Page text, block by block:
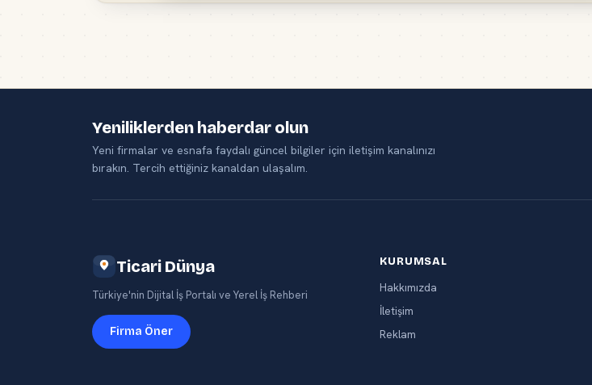
Yeniliklerden haberdar olun
Yeni firmalar ve esnafa faydalı güncel bilgiler için iletişim kanalınızı
bırakın. Tercih ettiğiniz kanaldan ulaşalım.
Ticari Dünya
Türkiye'nin Dijital İş Portalı ve Yerel İş Rehberi
Firma Öner
KURUMSAL
Hakkımızda
İletişim
Reklam